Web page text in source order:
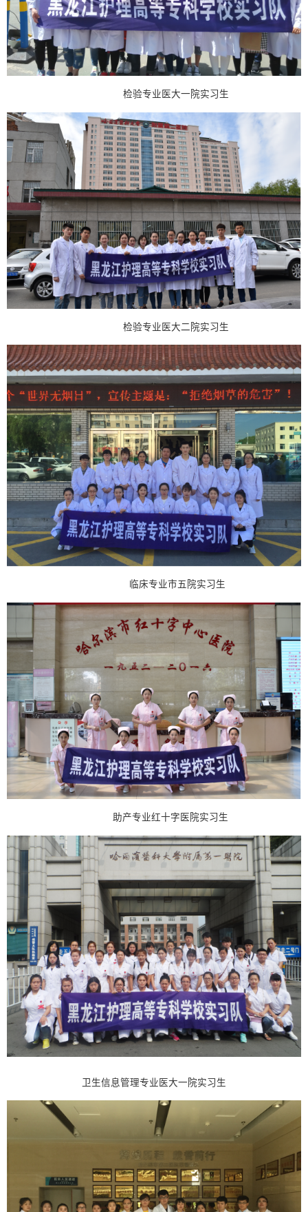
检验专业医大一院实习生
检验专业医大二院实习生
临床专业市五院实习生
助产专业红十字医院实习生
卫生信息管理专业医大一院实习生